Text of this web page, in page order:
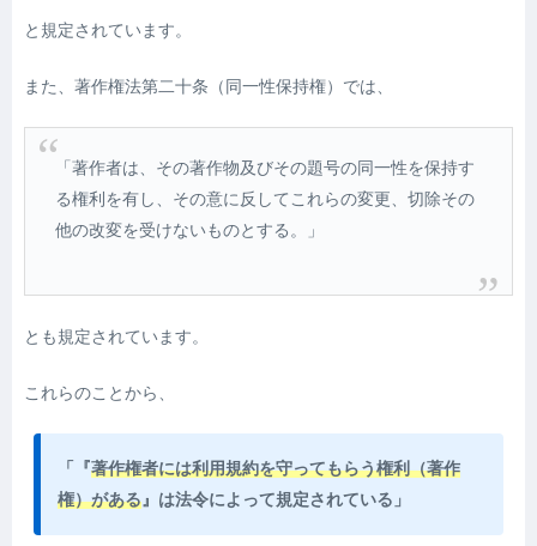
と規定されています。
また、著作権法第二十条（同一性保持権）では、
「著作者は、その著作物及びその題号の同一性を保持す
る権利を有し、その意に反してこれらの変更、切除その
他の改変を受けないものとする。」
とも規定されています。
これらのことから、
「『著作権者には利用規約を守ってもらう権利（著作
権）がある』は法令によって規定されている」